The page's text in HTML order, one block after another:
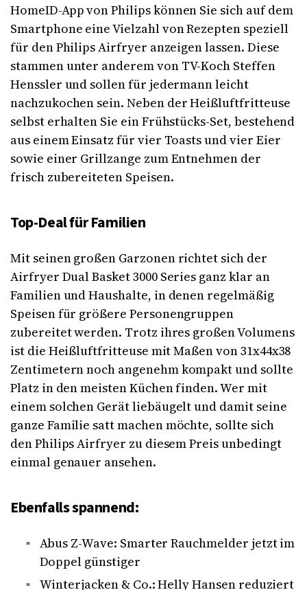
HomeID-App von Philips können Sie sich auf dem
Smartphone eine Vielzahl von Rezepten speziell
für den Philips Airfryer anzeigen lassen. Diese
stammen unter anderem von TV-Koch Steffen
Henssler und sollen für jedermann leicht
nachzukochen sein. Neben der Heißluftfritteuse
selbst erhalten Sie ein Frühstücks-Set, bestehend
aus einem Einsatz für vier Toasts und vier Eier
sowie einer Grillzange zum Entnehmen der
frisch zubereiteten Speisen.
Top-Deal für Familien
Mit seinen großen Garzonen richtet sich der
Airfryer Dual Basket 3000 Series ganz klar an
Familien und Haushalte, in denen regelmäßig
Speisen für größere Personengruppen
zubereitet werden. Trotz ihres großen Volumens
ist die Heißluftfritteuse mit Maßen von 31x44x38
Zentimetern noch angenehm kompakt und sollte
Platz in den meisten Küchen finden. Wer mit
einem solchen Gerät liebäugelt und damit seine
ganze Familie satt machen möchte, sollte sich
den Philips Airfryer zu diesem Preis unbedingt
einmal genauer ansehen.
Ebenfalls spannend:
Abus Z-Wave: Smarter Rauchmelder jetzt im
Doppel günstiger
Winterjacken & Co.: Helly Hansen reduziert